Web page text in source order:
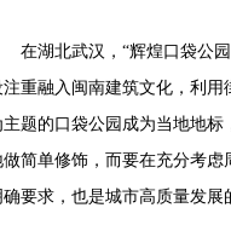
湖北武汉，“辉煌口袋公园”
注重融入闽南建筑文化，利
主题的口袋公园成为当地地
做简单修饰，而要在充分考虑
确要求，也是城市高质量发展